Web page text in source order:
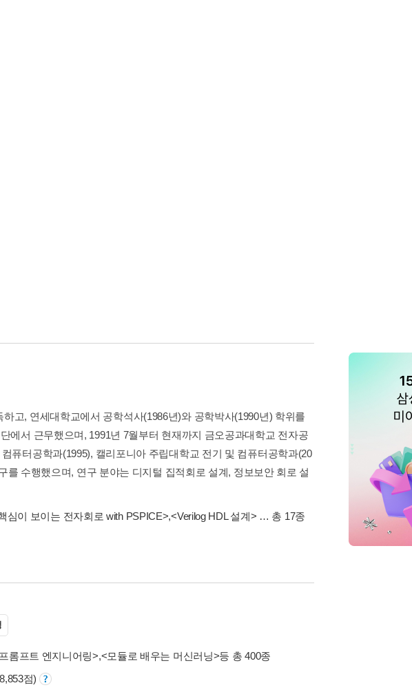
고, 연세대학교에서 공학석사(1986년)와 공학박사(1990년) 학위를
에서 근무했으며, 1991년 7월부터 현재까지 금오공과대학교 전자공
퓨터공학과(1995), 캘리포니아 주립대학교 전기 및 컴퓨터공학과(20
를 수행했으며, 연구 분야는 디지털 집적회로 설계, 정보보안 회로 설
심이 보이는 전자회로 with PSPICE>,<Verilog HDL 설계> … 총 17종
롬프트 엔지니어링>,<모듈로 배우는 머신러닝>등 총 400종
점)